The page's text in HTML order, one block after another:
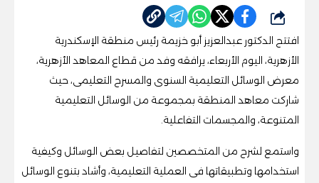
شارك
افتتح الدكتور عبدالعزيز أبو خزيمة رئيس منطقة الإسكندرية
الأزهرية، اليوم الأربعاء، يرافقه وفد من قطاع المعاهد الأزهرية،
معرض الوسائل التعليمية السنوى والمسرح التعليمى، حيث
شاركت معاهد المنطقة بمجموعة من الوسائل التعليمية
المتنوعة، والمجسمات التفاعلية.
واستمع لشرح من المتخصصين لتفاصيل بعض الوسائل وكيفية
استخدامها وتطبيقاتها فى العملية التعليمية، وأشاد بتنوع الوسائل